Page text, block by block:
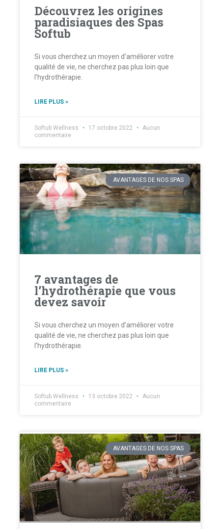
Découvrez les origines
paradisiaques des Spas
Softub
Si vous cherchez un moyen d’améliorer votre
qualité de vie, ne cherchez pas plus loin que
l’hydrothérapie.
LIRE PLUS »
Softub Wellness 17 octobre 2022
Aucun
commentaire
AVANTAGES DE NOS SPAS
7 avantages de
l’hydrothérapie que vous
devez savoir
Si vous cherchez un moyen d’améliorer votre
qualité de vie, ne cherchez pas plus loin que
l’hydrothérapie.
LIRE PLUS »
Softub Wellness 13 octobre 2022
Aucun
commentaire
AVANTAGES DE NOS SPAS